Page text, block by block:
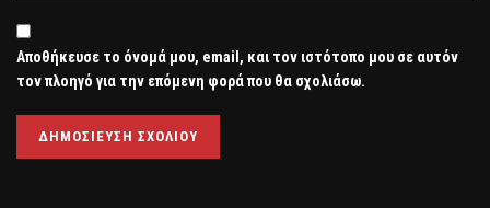
Αποθήκευσε το όνομά μου, email, και τον ιστότοπο μου σε αυτόν
τον πλοηγό για την επόμενη φορά που θα σχολιάσω.